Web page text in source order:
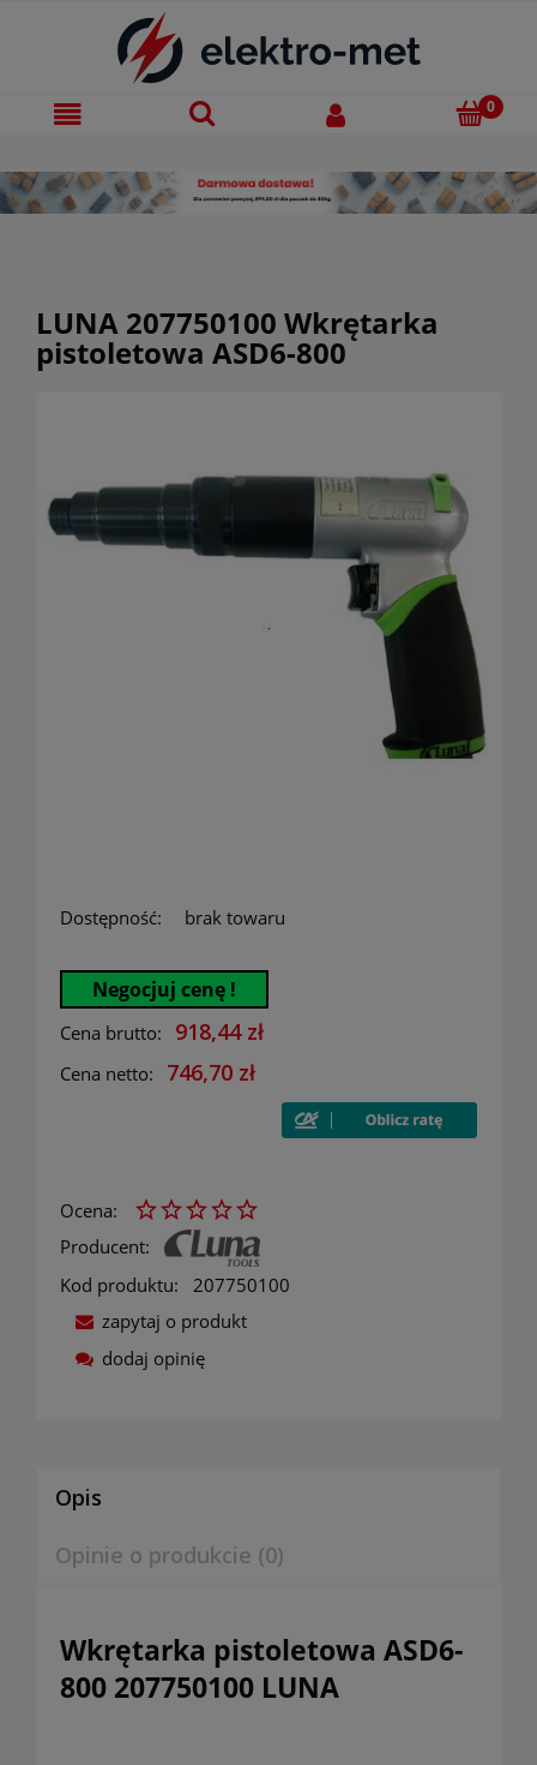
LUNA 207750100 Wkrętarka
pistoletowa ASD6-800
Dostępność: brak towaru
Negocjuj cenę !
Cena brutto: 918,44 zł
Cena netto: 746,70 zł
Ocena:
Producent:
Kod produktu:
207750100
zapytaj o produkt
dodaj opinię
Opis
Opinie o produkcie (0)
Wkrętarka pistoletowa ASD6-
800 207750100 LUNA